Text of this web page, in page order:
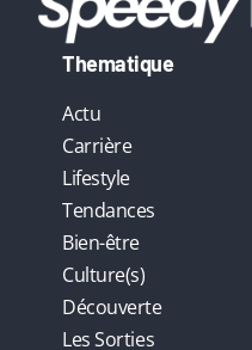
Thematique
Actu
Carrière
Lifestyle
Tendances
Bien-être
Culture(s)
Découverte
Les Sorties